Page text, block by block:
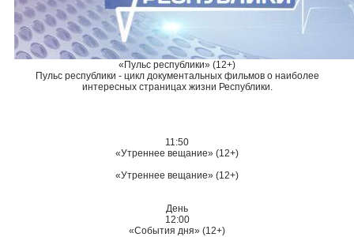
«Пульс республики» (12+)
Пульс республики - цикл документальных фильмов о наиболее
интересных страницах жизни Республики.
11:50
«Утреннее вещание» (12+)
«Утреннее вещание» (12+)
День
12:00
«События дня» (12+)